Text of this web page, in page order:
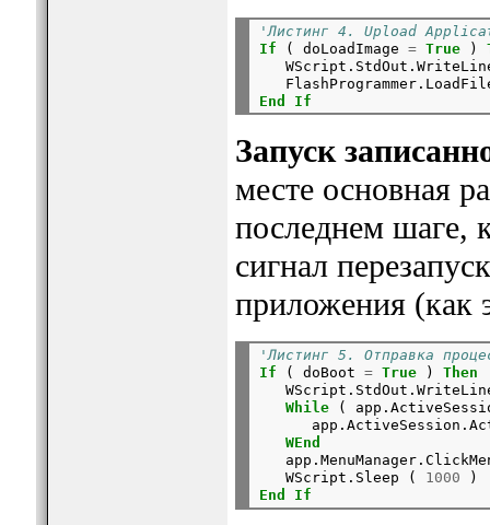
'Листинг 4. Upload
If ( doLoadImage = True )
End
If
Запуск
месте основная
последнем шаге,
сигнал
приложения (как
'Листинг 5. Отправка
If ( doBoot = True ) Then
While (
WEnd
   WScript.Sleep (
1000 )
End
If